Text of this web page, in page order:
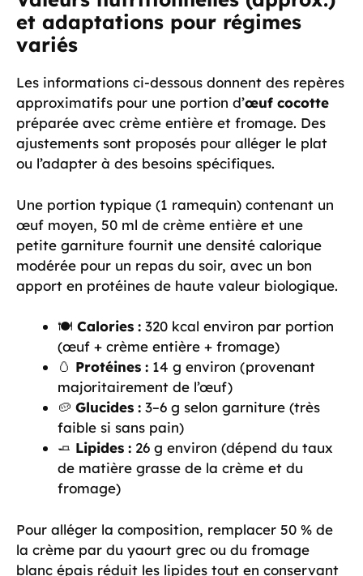
et adaptations pour régimes
variés
Les informations ci-dessous donnent des repères
approximatifs pour une portion d’œuf cocotte
préparée avec crème entière et fromage. Des
ajustements sont proposés pour alléger le plat
ou l’adapter à des besoins spécifiques.
Une portion typique (1 ramequin) contenant un
œuf moyen, 50 ml de crème entière et une
petite garniture fournit une densité calorique
modérée pour un repas du soir, avec un bon
apport en protéines de haute valeur biologique.
🍽️ Calories : 320 kcal environ par portion
(œuf + crème entière + fromage)
🥚 Protéines : 14 g environ (provenant
majoritairement de l’œuf)
🥔 Glucides : 3–6 g selon garniture (très
faible si sans pain)
🧈 Lipides : 26 g environ (dépend du taux
de matière grasse de la crème et du
fromage)
Pour alléger la composition, remplacer 50 % de
la crème par du yaourt grec ou du fromage
blanc épais réduit les lipides tout en conservant